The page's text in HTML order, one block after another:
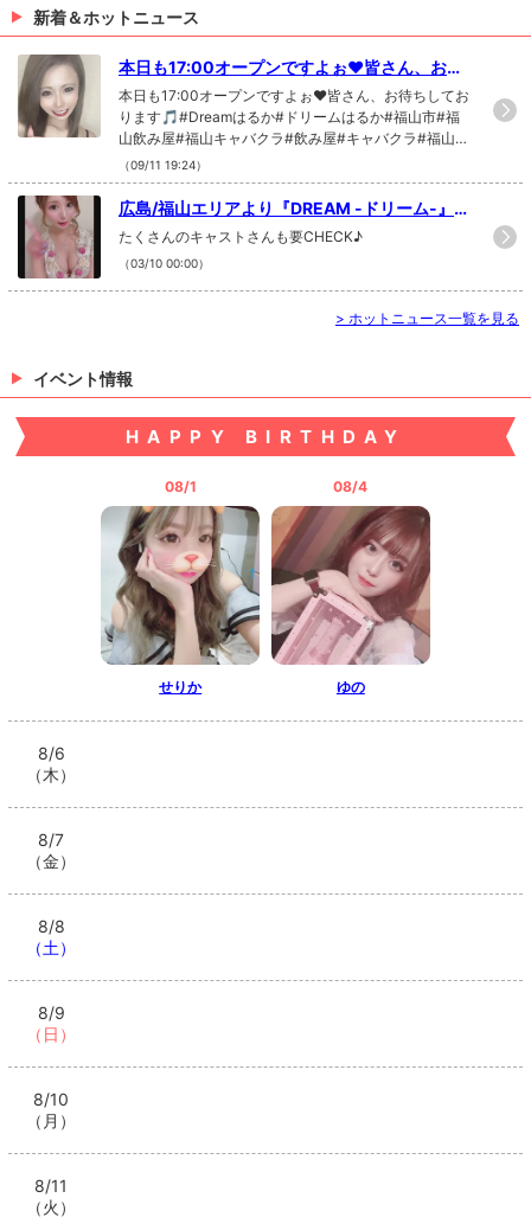
新着＆ホットニュース
本日も17:00オープンですよぉ❤皆さん、お待
ちしております🎵#Dreamはるか...
本日も17:00オープンですよぉ❤皆さん、お待ちしてお
ります🎵#Dreamはるか#ドリームはるか#福山市#福
山飲み屋#福山キャバクラ#飲み屋#キャバクラ#福山体
験入店#福山体入#ドリーム#Dream#DREAM#福山キ
ャバクラ求人#モデル#instaphoto#instafollow#like4li
ke#f4f#福山求人#岡山キャバクラ求人#倉敷キャバク
ラ求人#寮完備#送迎無料
（09/11 19:24）
広島/福山エリアより『DREAM -ドリーム-』さ
んが新規掲載だぁー٩(ˊᗜˋ*)و
たくさんのキャストさんも要CHECK♪
（03/10 00:00）
> ホットニュース一覧を見る
イベント情報
HAPPY BIRTHDAY
08/1
せりか
08/4
ゆの
8/6
（木）
8/7
（金）
8/8
（土）
8/9
（日）
8/10
（月）
8/11
（火）